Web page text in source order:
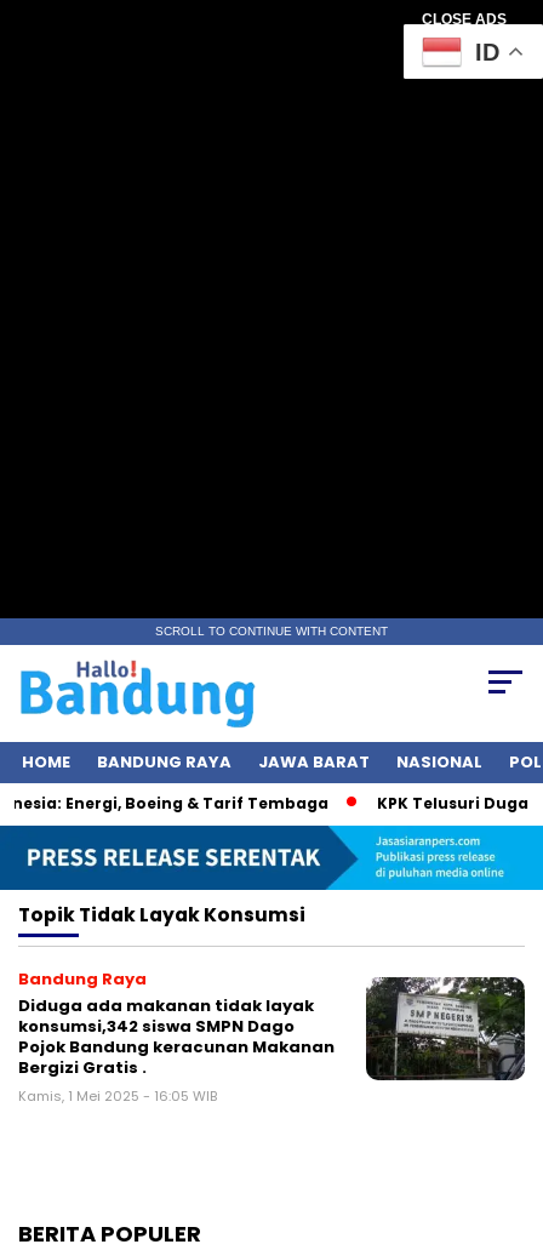
CLOSE ADS
SCROLL TO CONTINUE WITH CONTENT
HOME BANDUNG RAYA JAWA BARAT NASIONAL
Energi, Boeing & Tarif Tembaga KPK Telusuri
TopikTidak Layak Konsumsi
Bandung Raya
Diduga ada makanan tidak layak
konsumsi,342 siswa SMPN Dago
Pojok Bandung keracunan Makanan
Bergizi Gratis .
Kamis, 1 Mei 2025 - 16:05 WIB
BERITA POPULER
ID